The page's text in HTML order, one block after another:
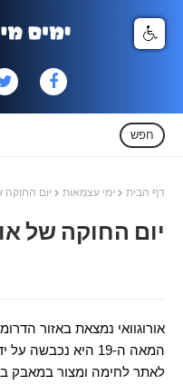
חפש
דף הבית ימי עצמאות יום החוקה של
יום החוקה של
אורוגוואי נמצאת באזור
המאה ה-19 היא
לאתר לחימה ומצור במאבק